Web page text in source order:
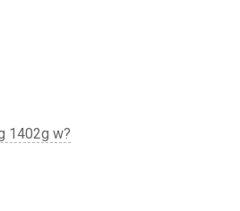
1402g w?